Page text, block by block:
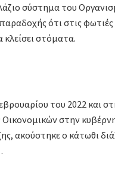
σύστημα του
ότι στις
στόματα.
του 2022 και
στην
ακούστηκε ο κάτωθι